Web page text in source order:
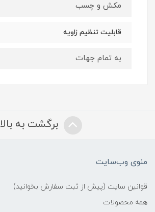
مکش و چسب
قابلیت تنظیم زاویه
به تمام جهات
برگشت به بالا
منوی وب‌سایت
قوانین سایت (پیش از ثبت سفارش بخوانید)
همه محصولات